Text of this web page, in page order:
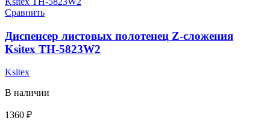
Сравнить
Диспенсер листовых полотенец Z-сложения
Ksitex TH-5823W2
Ksitex
В наличии
1360 ₽